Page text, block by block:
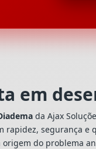
em
da Ajax
rapidez, segurança e
origem do problema